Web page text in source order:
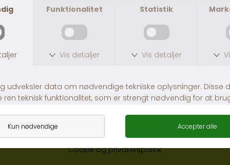
© Pitó 2024, CVR 32696589
Butikkerne
Om os
Fragt og levering
Cookie og privatlivspolitik